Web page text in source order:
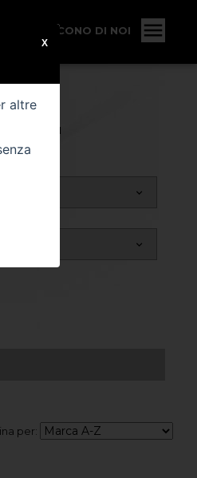
DICONO DI NOI
per:
altre
X